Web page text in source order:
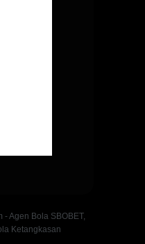
Agen Bola SBOBET,
Ketangkasan